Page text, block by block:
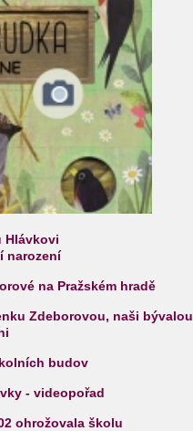
Hlávkovi
narození
na Pražském hradě
Zdeborovou, naši bývalou
budov
- videopořad
ohrožovala školu